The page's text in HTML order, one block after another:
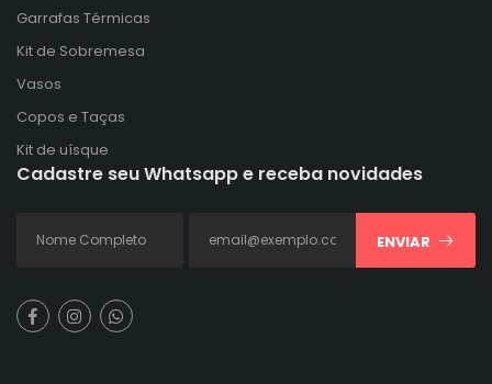
Garrafas Térmicas
Kit de Sobremesa
Vasos
Copos e Taças
Kit de uísque
Cadastre seu Whatsapp e receba novidades
ENVIAR